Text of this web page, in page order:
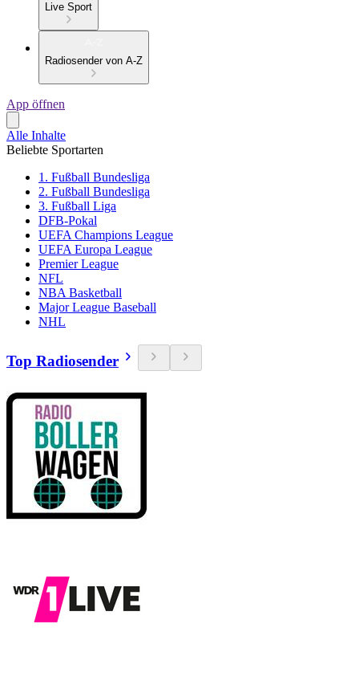
Live Sport
Radiosender von A-Z
App öffnen
Alle Inhalte
Beliebte Sportarten
1. Fußball Bundesliga
2. Fußball Bundesliga
3. Fußball Liga
DFB-Pokal
UEFA Champions League
UEFA Europa League
Premier League
NFL
NBA Basketball
Major League Baseball
NHL
Top Radiosender